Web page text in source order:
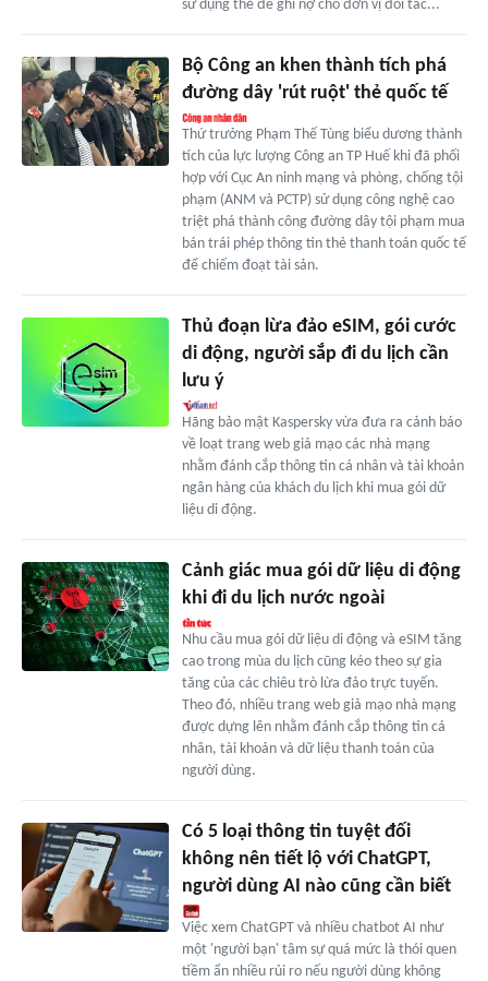
sử dụng thẻ để ghi nợ cho đơn vị đối tác...
Bộ Công an khen thành tích phá
đường dây 'rút ruột' thẻ quốc tế
Thứ trưởng Phạm Thế Tùng biểu dương thành
tích của lực lượng Công an TP Huế khi đã phối
hợp với Cục An ninh mạng và phòng, chống tội
phạm (ANM và PCTP) sử dụng công nghệ cao
triệt phá thành công đường dây tội phạm mua
bán trái phép thông tin thẻ thanh toán quốc tế
để chiếm đoạt tài sản.
Thủ đoạn lừa đảo eSIM, gói cước
di động, người sắp đi du lịch cần
lưu ý
Hãng bảo mật Kaspersky vừa đưa ra cảnh báo
về loạt trang web giả mạo các nhà mạng
nhằm đánh cắp thông tin cá nhân và tài khoản
ngân hàng của khách du lịch khi mua gói dữ
liệu di động.
Cảnh giác mua gói dữ liệu di động
khi đi du lịch nước ngoài
Nhu cầu mua gói dữ liệu di động và eSIM tăng
cao trong mùa du lịch cũng kéo theo sự gia
tăng của các chiêu trò lừa đảo trực tuyến.
Theo đó, nhiều trang web giả mạo nhà mạng
được dựng lên nhằm đánh cắp thông tin cá
nhân, tài khoản và dữ liệu thanh toán của
người dùng.
Có 5 loại thông tin tuyệt đối
không nên tiết lộ với ChatGPT,
người dùng AI nào cũng cần biết
Việc xem ChatGPT và nhiều chatbot AI như
một 'người bạn' tâm sự quá mức là thói quen
tiềm ẩn nhiều rủi ro nếu người dùng không